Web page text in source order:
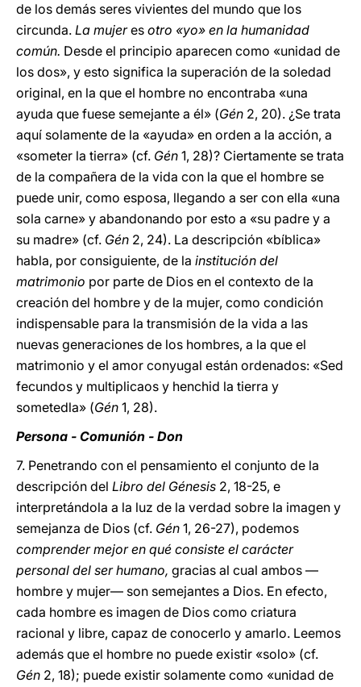
de los demás seres vivientes del mundo que los
circunda. La mujeres otro «yo» en la humanidad
común. Desde el principio aparecen como «unidad de
los dos», y esto significa la superación de la soledad
original, en la que el hombre no encontraba «una
ayuda que fuese semejante a él» (Gén 2, 20). ¿Se trata
aquí solamente de la «ayuda» en orden a la acción, a
«someter la tierra» (cf. Gén 1, 28)? Ciertamente se trata
de la compañera de la vida con la que el hombre se
puede unir, como esposa, llegando a ser con ella «una
sola carne» y abandonando por esto a «su padre y a
su madre» (cf. Gén 2, 24). La descripción «bíblica»
habla, por consiguiente, de la institución del
matrimonio por parte de Dios en el contexto de la
creación del hombre y de la mujer, como condición
indispensable para la transmisión de la vida a las
nuevas generaciones de los hombres, a la que el
matrimonio y el amor conyugal están ordenados: «Sed
fecundos y multiplicaos y henchid la tierra y
sometedla» (Gén 1, 28).
Persona - Comunión - Don
7. Penetrando con el pensamiento el conjunto de la
descripción del Libro del Génesis 2, 18-25, e
interpretándola a la luz de la verdad sobre la imagen y
semejanza de Dios (cf. Gén 1, 26-27), podemos
comprender mejor en qué consiste el carácter
personal del ser humano, gracias al cual ambos —
hombre y mujer— son semejantes a Dios. En efecto,
cada hombre es imagen de Dios como criatura
racional y libre, capaz de conocerlo y amarlo. Leemos
además que el hombre no puede existir «solo» (cf.
Gén 2, 18); puede existir solamente como «unidad de